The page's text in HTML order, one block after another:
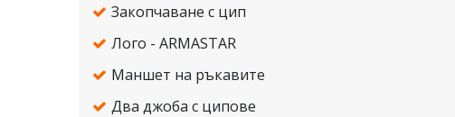
Закопчаване с цип
Лого - ARMASTAR
Маншет на ръкавите
Два джоба с ципове